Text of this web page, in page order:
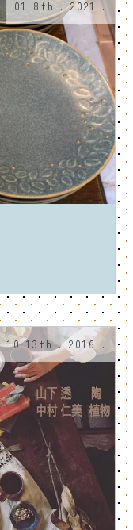
01 8th . 2021 .
10 13th . 2016 .